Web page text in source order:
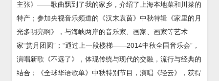
主张》——歌曲飘到了我的家乡，介绍了上海本地菜和川菜的
特产；参加央视音乐频道的《汉末袁茵》中秋特辑《家里的月
光多明亮啊》，与海峡两岸的音乐家、画家、画家等艺术
家“赏月团圆”；“通过上一段楼梯——2014中秋全国音乐会”，
演唱新歌《不远了》，体现传统与现代的交融，流行与经典的
结合；《全球华语歌单》中秋特别节目，演唱《轻云》，获得